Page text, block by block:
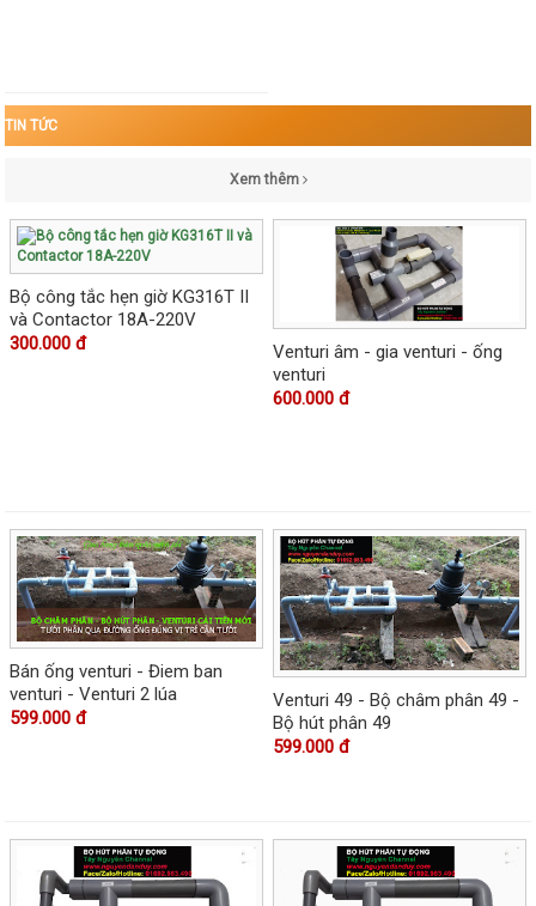
TIN TỨC
Xem thêm
Bộ công tắc hẹn giờ KG316T II
và Contactor 18A-220V
300.000 đ
Venturi âm - gia venturi - ống
venturi
600.000 đ
Bán ống venturi - Điem ban
venturi - Venturi 2 lúa
599.000 đ
Venturi 49 - Bộ châm phân 49 -
Bộ hút phân 49
599.000 đ